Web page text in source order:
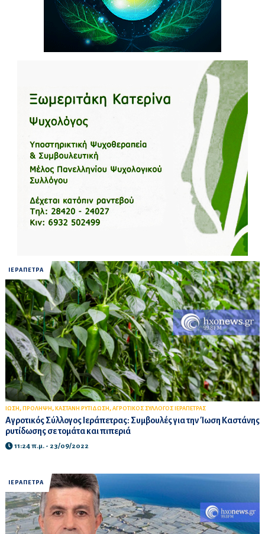
ΙΕΡΑΠΕΤΡΑ
ΙΩΣΗ , ΠΡΟΛΗΨΗ , ΚΑΣΤΑΝΗ ΡΥΤΙΔΩΣΗ , ΑΓΡΟΤΙΚΟΣ ΣΥΛΛΟΓΟΣ ΙΕΡΑΠΕΤΡΑΣ
Αγροτικός Σύλλογος Ιεράπετρας: Συμβουλές για την Ίωση Καστάνης
ρυτίδωσης σε τομάτα και πιπεριά
11:24 π.μ. - 23/09/2022
ΙΕΡΑΠΕΤΡΑ